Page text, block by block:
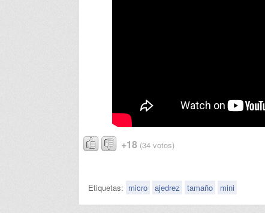
+18 (34 votos)
Etiquetas: micro ajedrez tamaño mini